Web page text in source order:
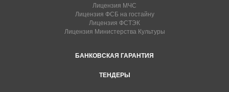
Лицензия МЧС
Лицензия ФСБ на гостайну
Лицензия ФСТЭК
Лицензия Министерства Культуры
БАНКОВСКАЯ ГАРАНТИЯ
ТЕНДЕРЫ